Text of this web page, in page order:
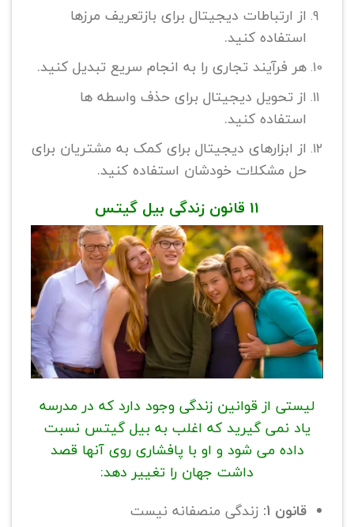
از ارتباطات دیجیتال برای بازتعریف مرزها
استفاده کنید.
هر فرآیند تجاری را به انجام سریع تبدیل کنید.
از تحویل دیجیتال برای حذف واسطه ها
استفاده کنید.
از ابزارهای دیجیتال برای کمک به مشتریان برای
حل مشکلات خودشان استفاده کنید.
11 قانون زندگی بیل گیتس
لیستی از قوانین زندگی وجود دارد که در مدرسه
یاد نمی گیرید که اغلب به بیل گیتس نسبت
داده می شود و او با پافشاری روی آنها قصد
داشت جهان را تغییر دهد:
قانون 1:
زندگی منصفانه نیست